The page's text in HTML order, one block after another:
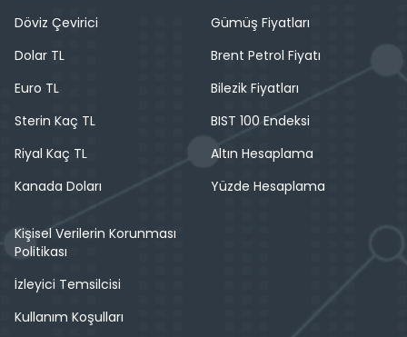
Döviz Çevirici
Dolar TL
Euro TL
Sterin Kaç TL
Riyal Kaç TL
Kanada Doları
Gümüş Fiyatları
Brent Petrol Fiyatı
Bilezik Fiyatları
BIST 100 Endeksi
Altın Hesaplama
Yüzde Hesaplama
Kişisel Verilerin Korunması
Politikası
İzleyici Temsilcisi
Kullanım Koşulları